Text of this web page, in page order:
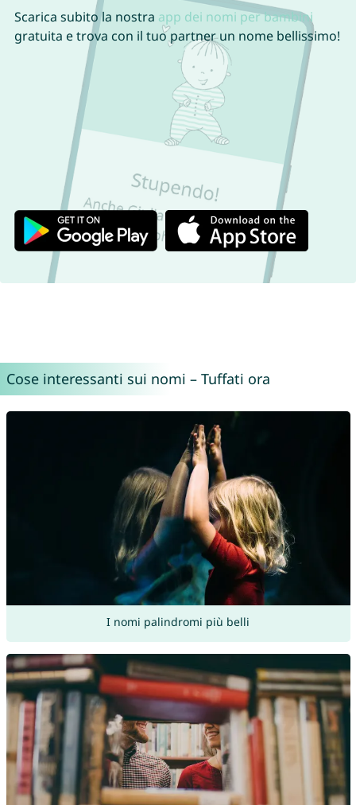
Scarica subito la nostra app dei nomi per bambini
gratuita e trova con il tuo partner un nome bellissimo!
Cose interessanti sui nomi – Tuffati ora
I nomi palindromi più belli